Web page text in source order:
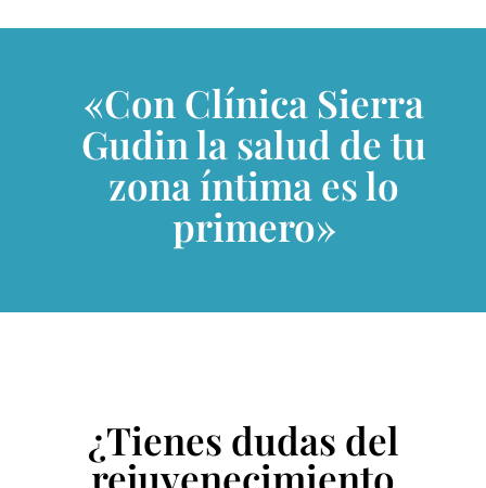
«Con Clínica Sierra
Gudin la salud de tu
zona íntima es lo
primero»
¿Tienes dudas del
rejuvenecimiento